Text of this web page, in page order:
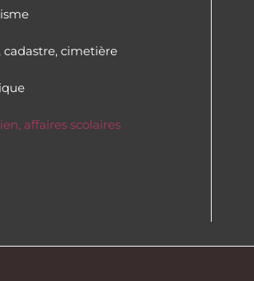
cadastre, cimetière
affaires scolaires